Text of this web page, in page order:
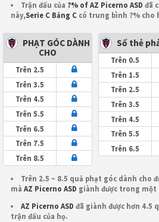
Trận đấu của ?% of AZ Picerno ASD đã
này,Serie C Bảng Ccó trung bình ?% cho
PHẠT GÓC DÀNH
CHO
Trên 2.5
Trên 3.5
Trên 4.5
Trên 5.5
Trên 6.5
Trên 7.5
Trên 8.5
Số thẻ
Trên 0.5
Trên 1.5
Trên 2.5
Trên 3.5
Trên 4.5
Trên 5.5
Trên 6.5
Trên 2.5 ~ 8.5 quả phạt góc dành cho
mà AZ Picerno ASD giành được trong một
AZ Picerno ASD đã giành được hơn 4.5
trận đấu của họ.